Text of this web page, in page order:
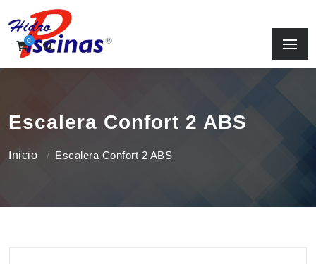
0
Escalera Confort 2 ABS
Inicio Escalera Confort 2 ABS